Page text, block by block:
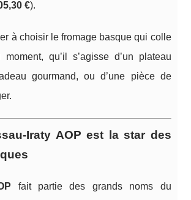
€).
à choisir le fromage basque qui colle
qu’il s’agisse d’un plateau
gourmand, ou d’une pièce de
AOP est la star des
fait partie des grands noms du